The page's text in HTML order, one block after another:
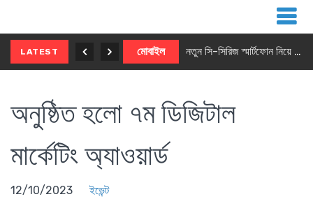
LATEST মোবাইল নতুন সি-সিরিজ স্মার্টফোন নিয়ে আসছে রিয়েলমি
অনুষ্ঠিত হলো ৭ম ডিজিটাল
মার্কেটিং অ্যাওয়ার্ড
12/10/2023 ইভেন্ট